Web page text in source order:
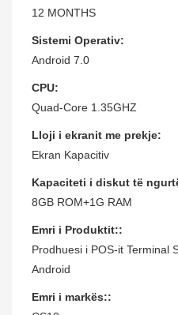
12 MONTHS
Sistemi Operativ:
Android 7.0
CPU:
Quad-Core 1.35GHZ
Lloji i ekranit me prekje:
Ekran Kapacitiv
Kapaciteti i diskut të
8GB ROM+1G RAM
Emri i Produktit::
Prodhuesi i POS-it Terminal
Android
Emri i markës::